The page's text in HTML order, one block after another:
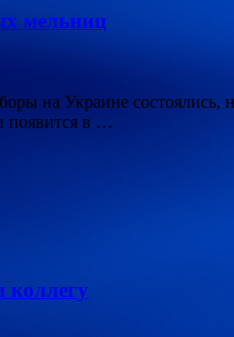
мельниц
на Украине состоялись,
появится в …
коллегу